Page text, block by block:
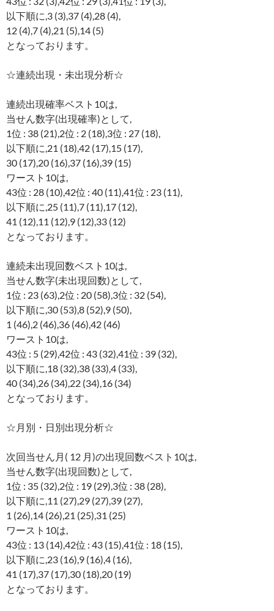
以下順に,3 (3),37 (4),28 (4),
12 (4),7 (4),21 (5),14 (5)
となっております。
☆連続出現・未出現分析☆
連続出現確率ベスト10は,
当せん数字(出現確率)として,
1位 : 38 (21),2位 : 2 (18),3位 : 27 (18),
以下順に,21 (18),42 (17),15 (17),
30 (17),20 (16),37 (16),39 (15)
ワースト10は,
43位 : 28 (10),42位 : 40 (11),41位 : 23 (11),
以下順に,25 (11),7 (11),17 (12),
41 (12),11 (12),9 (12),33 (12)
となっております。
連続未出現回数ベスト10は,
当せん数字(未出現回数)として,
1位 : 23 (63),2位 : 20 (58),3位 : 32 (54),
以下順に,30 (53),8 (52),9 (50),
1 (46),2 (46),36 (46),42 (46)
ワースト10は,
43位 : 5 (29),42位 : 43 (32),41位 : 39 (32),
以下順に,18 (32),38 (33),4 (33),
40 (34),26 (34),22 (34),16 (34)
となっております。
☆月別・日別出現分析☆
次回当せん月( 12 月)の出現回数ベスト10は,
当せん数字(出現回数)として,
1位 : 35 (32),2位 : 19 (29),3位 : 38 (28),
以下順に,11 (27),29 (27),39 (27),
1 (26),14 (26),21 (25),31 (25)
ワースト10は,
43位 : 13 (14),42位 : 43 (15),41位 : 18 (15),
以下順に,23 (16),9 (16),4 (16),
41 (17),37 (17),30 (18),20 (19)
となっております。